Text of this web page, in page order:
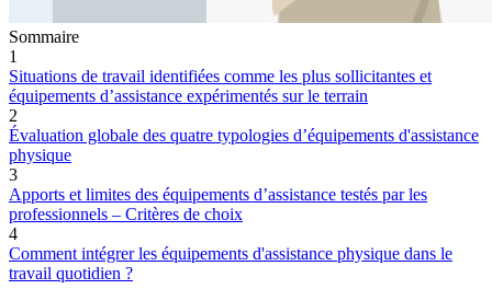
Sommaire
1
Situations de travail identifiées comme les plus sollicitantes et
équipements d’assistance expérimentés sur le terrain
2
Évaluation globale des quatre typologies d’équipements d'assistance
physique
3
Apports et limites des équipements d’assistance testés par les
professionnels – Critères de choix
4
Comment intégrer les équipements d'assistance physique dans le
travail quotidien ?